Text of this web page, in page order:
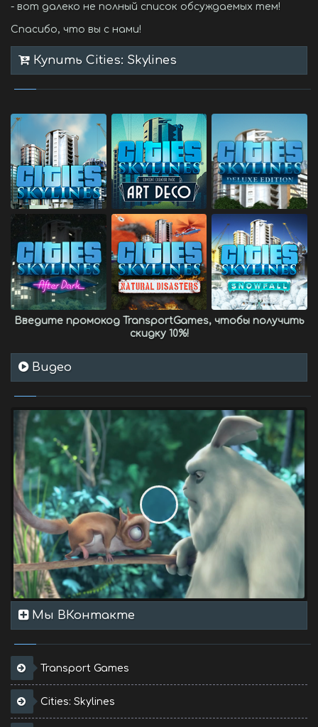
- вот далеко не полный список обсуждаемых тем!
Спасибо, что вы с нами!
Купить Cities: Skylines
Введите промокод TransportGames, чтобы получить
скидку 10%!
Видео
Мы ВКонтакте
Transport Games
Cities: Skylines